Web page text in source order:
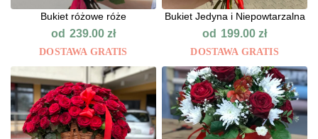
Bukiet różowe róże
od 239.00 zł
DOSTAWA GRATIS
Bukiet Jedyna i Niepowtarzalna
od 199.00zł
DOSTAWA GRATIS